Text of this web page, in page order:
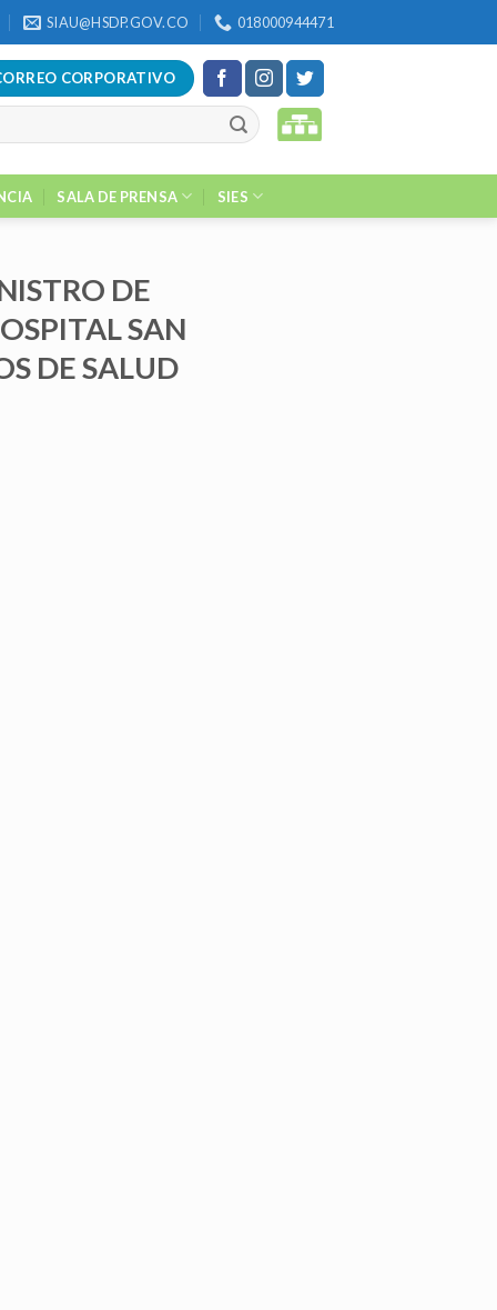
SIAU@HSDP.GOV.CO 018000944471
CORPORATIVO
SALA DE PRENSA SIES
DE
SAN
DE SALUD